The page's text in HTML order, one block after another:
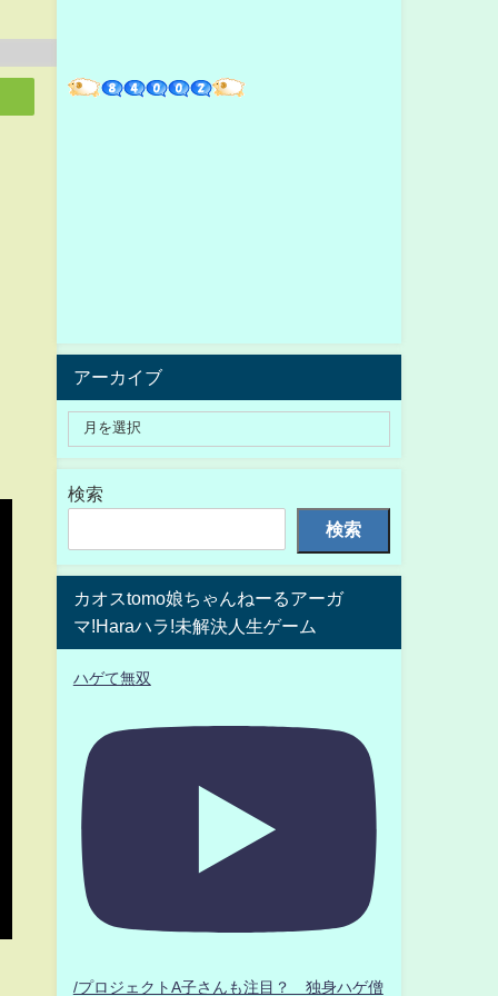
アーカイブ
検索
検索
カオスtomo娘ちゃんねーるアーガ
マ!Haraハラ!未解決人生ゲーム
ハゲて無双
/プロジェクトA子さんも注目？ 独身ハゲ僧